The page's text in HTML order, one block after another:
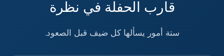
قارب الحفلة في نظرة
ستة أمور يسألها كل ضيف قبل الصعود.